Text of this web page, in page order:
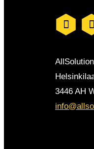
3446 AH